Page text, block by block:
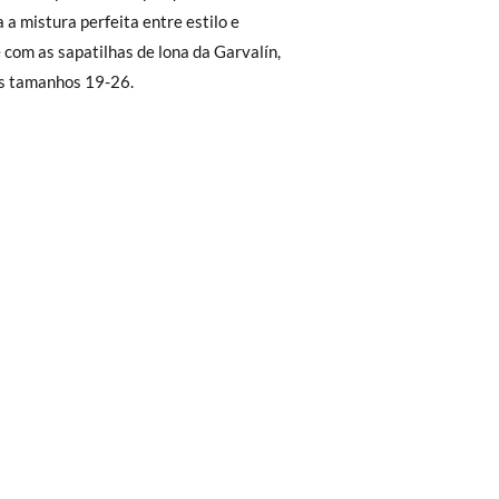
tamanhos 19-26.
não lhe servirem, basta ir à secção de
equipa de Atendimento ao Cliente
sem gastos e em poucos dias!
Não tem que se preocupar com nada.
14,8 15,5 16,2